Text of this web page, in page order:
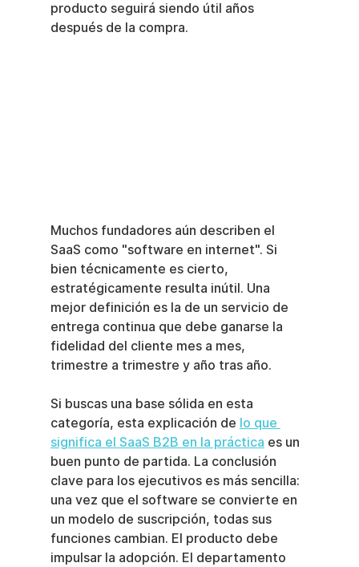
producto seguirá siendo útil años
después de la compra.
Muchos fundadores aún describen el
SaaS como "software en internet". Si
bien técnicamente es cierto,
estratégicamente resulta inútil. Una
mejor definición es la de un servicio de
entrega continua que debe ganarse la
fidelidad del cliente mes a mes,
trimestre a trimestre y año tras año.
Si buscas una base sólida en esta
categoría, esta explicación de lo que
significa el SaaS B2B en la práctica es un
buen punto de partida. La conclusión
clave para los ejecutivos es más sencilla:
una vez que el software se convierte en
un modelo de suscripción, todas sus
funciones cambian. El producto debe
impulsar la adopción. El departamento